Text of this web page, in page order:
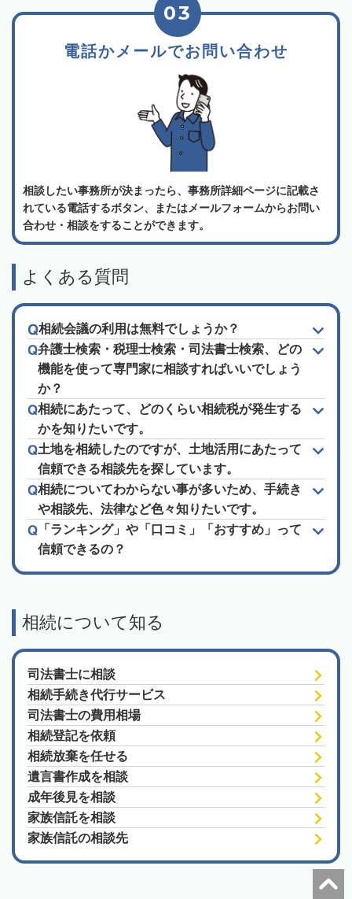
電話かメールでお問い合わせ
03
相談したい事務所が決まったら、事務所詳細ページに記載さ
れている電話するボタン、またはメールフォームからお問い
合わせ・相談をすることができます。
よくある質問
相続会議の利用は無料でしょうか？
弁護士検索・税理士検索・司法書士検索、どの
機能を使って専門家に相談すればいいでしょう
か？
相続にあたって、どのくらい相続税が発生する
かを知りたいです。
土地を相続したのですが、土地活用にあたって
信頼できる相談先を探しています。
相続についてわからない事が多いため、手続き
や相談先、法律など色々知りたいです。
「ランキング」や「口コミ」「おすすめ」って
信頼できるの？
相続について知る
司法書士に相談
相続手続き代行サービス
司法書士の費用相場
相続登記を依頼
相続放棄を任せる
遺言書作成を相談
成年後見を相談
家族信託を相談
家族信託の相談先